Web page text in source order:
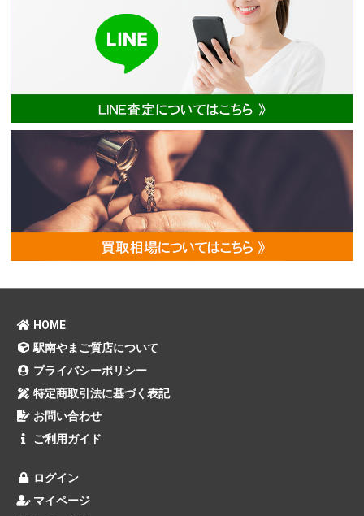
HOME
駅南やまご質店について
プライバシーポリシー
特定商取引法に基づく表記
お問い合わせ
ご利用ガイド
ログイン
マイページ